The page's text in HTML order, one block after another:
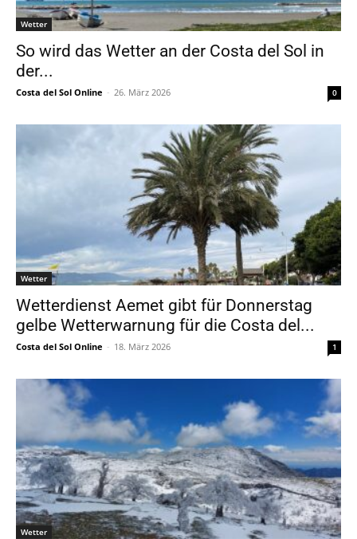
Wetter
So wird das Wetter an der Costa del Sol in
der...
Costa del Sol Online - 26. März 2026 0
Wetter
Wetterdienst Aemet gibt für Donnerstag
gelbe Wetterwarnung für die Costa del...
Costa del Sol Online - 18. März 2026 1
Wetter